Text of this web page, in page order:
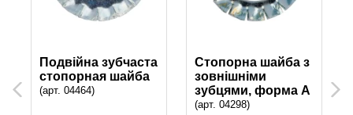
Previous
Подвійна зубчаста
стопорная шайба
(арт. 04464)
Стопорна шайба з
зовнішніми
зубцями, форма A
(арт. 04298)
Next